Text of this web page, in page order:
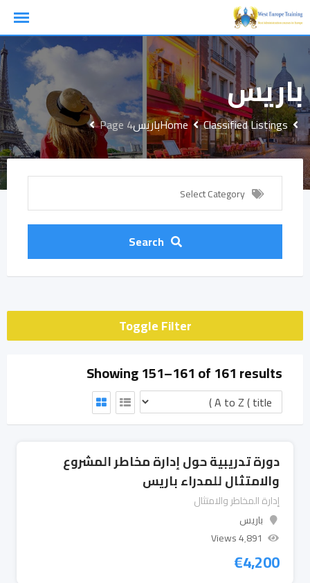
Skip
to
content
باريس
Home Classified Listings باريسPage 4
Select Category
Search
Toggle Filter
Showing 151–161 of 161 results
دورة تدريبية حول إدارة مخاطر المشروع
والامتثال للمدراء باريس
إدارة المخاطر والامتثال
باريس
4٬891 Views
€4,200